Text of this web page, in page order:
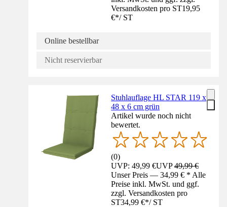
Versandkosten pro ST19,95
€*/ ST
Online bestellbar
Nicht reservierbar
Stuhlauflage HL STAR 119 x
48 x 6 cm grün
Artikel wurde noch nicht
bewertet.
(0)
UVP: 49,99 €UVP49,99 €
Unser Preis — 34,99 € * Alle
Preise inkl. MwSt. und ggf.
zzgl. Versandkosten pro
ST34,99 €*/ ST